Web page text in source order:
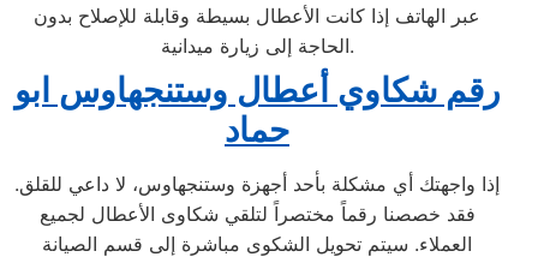
عبر الهاتف إذا كانت الأعطال بسيطة وقابلة للإصلاح بدون
الحاجة إلى زيارة ميدانية.
رقم شكاوي أعطال وستنجهاوس ابو
حماد
إذا واجهتك أي مشكلة بأحد أجهزة وستنجهاوس، لا داعي للقلق.
فقد خصصنا رقماً مختصراً لتلقي شكاوى الأعطال لجميع
العملاء. سيتم تحويل الشكوى مباشرة إلى قسم الصيانة